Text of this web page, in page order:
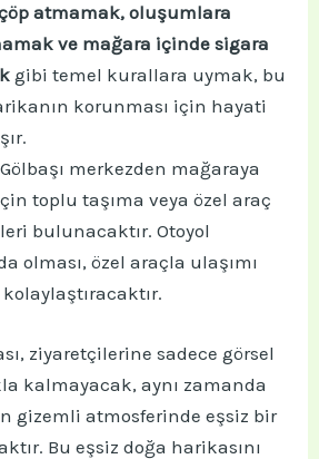
atmamak, oluşumlara
ve mağara içinde sigara
gibi temel kurallara uymak, bu
korunması için hayati
Gölbaşı merkezden mağaraya
toplu taşıma veya özel araç
bulunacaktır. Otoyol
olması, özel araçla ulaşımı
ziyaretçilerine sadece görsel
kalmayacak, aynı zamanda
gizemli atmosferinde eşsiz bir
Bu eşsiz doğa harikasını